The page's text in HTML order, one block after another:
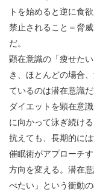
トを始めると逆に食
禁止されること＝脅
だ。
顕在意識の「痩せた
き、ほとんどの場合
ているのは潜在意識だ
ダイエットを顕在意
に向かって泳ぎ続け
抗えても、長期的には
催眠術がアプローチ
方向を変える。潜在
べたい」という衝動の